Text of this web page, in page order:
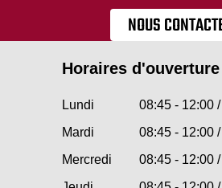
NOUS
Horaires d'ouverture
Lundi
08:45 - 12:00
Mardi
08:45 - 12:00
Mercredi
08:45 - 12:00